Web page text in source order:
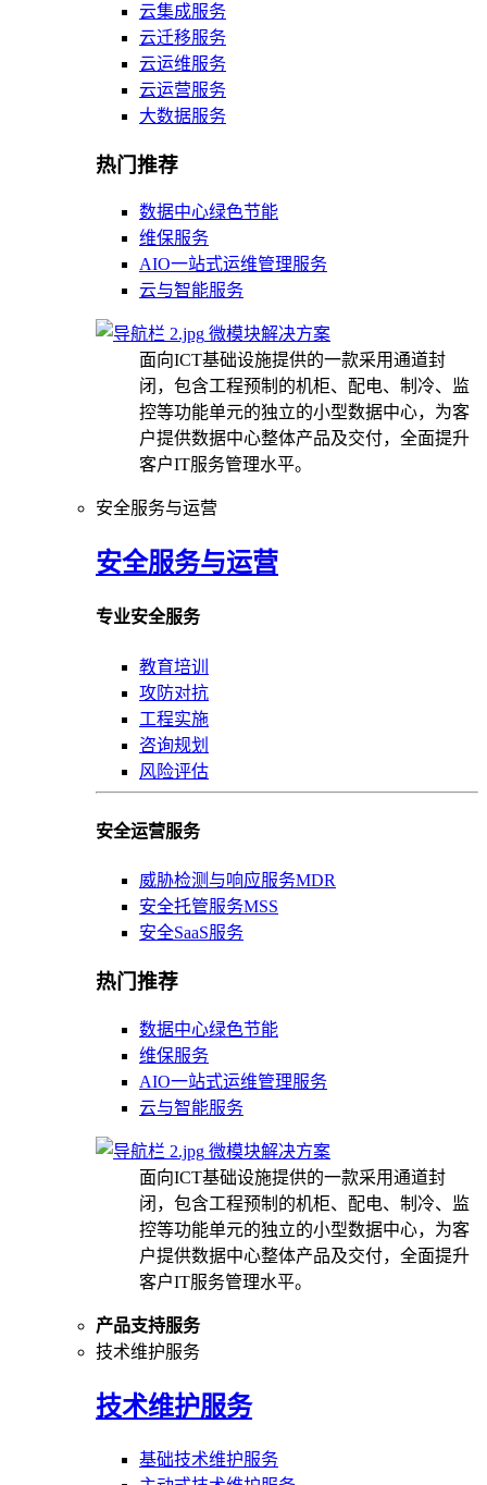
云集成服务
云迁移服务
云运维服务
云运营服务
大数据服务
热门推荐
数据中心绿色节能
维保服务
AIO一站式运维管理服务
云与智能服务
微模块解决方案
面向ICT基础设施提供的一款采用通道封
闭，包含工程预制的机柜、配电、制冷、监
控等功能单元的独立的小型数据中心，为客
户提供数据中心整体产品及交付，全面提升
客户IT服务管理水平。
安全服务与运营
安全服务与运营
专业安全服务
教育培训
攻防对抗
工程实施
咨询规划
风险评估
安全运营服务
威胁检测与响应服务MDR
安全托管服务MSS
安全SaaS服务
热门推荐
数据中心绿色节能
维保服务
AIO一站式运维管理服务
云与智能服务
微模块解决方案
面向ICT基础设施提供的一款采用通道封
闭，包含工程预制的机柜、配电、制冷、监
控等功能单元的独立的小型数据中心，为客
户提供数据中心整体产品及交付，全面提升
客户IT服务管理水平。
产品支持服务
技术维护服务
技术维护服务
基础技术维护服务